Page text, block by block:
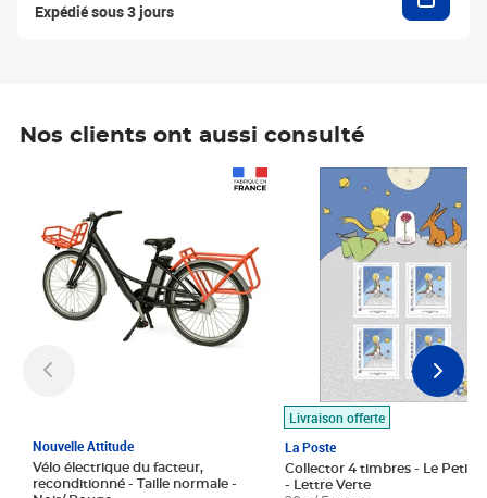
Expédié sous 3 jours
Nos clients ont aussi consulté
Nouvelle Attitude
Vélo électrique du facteur,
reconditionné - Taille normale -
Livraison offerte
La Poste
Collector 4 timbres - Le Petit
- Lettre Verte
Prix 7,50€